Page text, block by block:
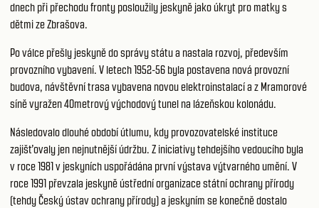
dnech při přechodu fronty posloužily jeskyně jako úkryt pro matky s
dětmi ze Zbrašova.
Po válce přešly jeskyně do správy státu a nastala rozvoj, především
provozního vybavení. V letech 1952-56 byla postavena nová provozní
budova, návštěvní trasa vybavena novou elektroinstalací a z Mramorové
síně vyražen 40metrový východový tunel na lázeňskou kolonádu.
Následovalo dlouhé období útlumu, kdy provozovatelské instituce
zajišťovaly jen nejnutnější údržbu. Z iniciativy tehdejšího vedoucího byla
v roce 1981 v jeskyních uspořádána první výstava výtvarného umění. V
roce 1991 převzala jeskyně ústřední organizace státní ochrany přírody
(tehdy Český ústav ochrany přírody) a jeskyním se konečně dostalo